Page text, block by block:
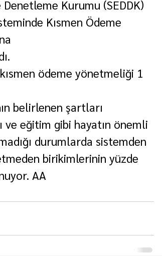
Kurumu (SEDDK)
Kısmen Ödeme
ödeme yönetmeliği 1
belirlenen şartları
ve eğitim gibi hayatın önemli
durumlarda sistemden
birikimlerinin yüzde
AA